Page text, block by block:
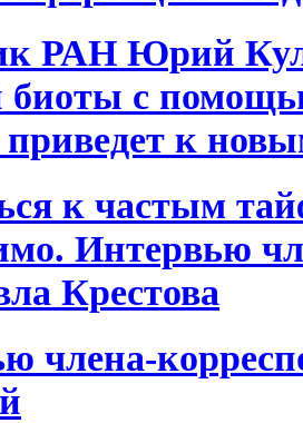
РАН Юрий
биоты с
приведет к
к частым
Интервью
Крестова
члена-